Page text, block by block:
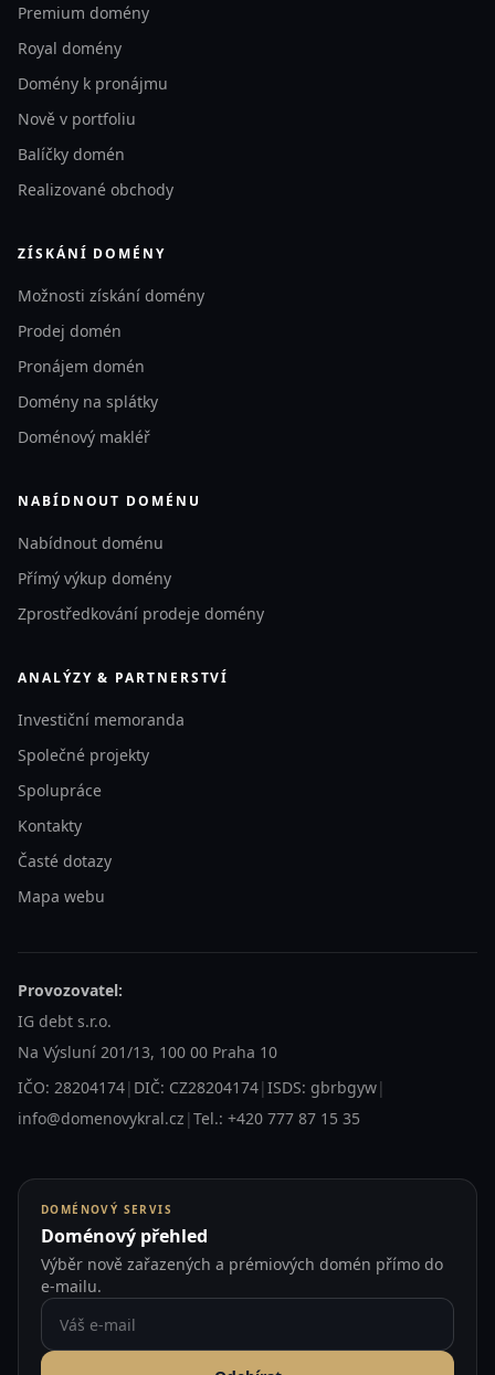
Premium domény
Royal domény
Domény k pronájmu
Nově v portfoliu
Balíčky domén
Realizované obchody
ZÍSKÁNÍ DOMÉNY
Možnosti získání domény
Prodej domén
Pronájem domén
Domény na splátky
Doménový makléř
NABÍDNOUT DOMÉNU
Nabídnout doménu
Přímý výkup domény
Zprostředkování prodeje domény
ANALÝZY & PARTNERSTVÍ
Investiční memoranda
Společné projekty
Spolupráce
Kontakty
Časté dotazy
Mapa webu
Provozovatel:
IG debt s.r.o.
Na Výsluní 201/13, 100 00 Praha 10
IČO: 28204174| DIČ: CZ28204174| ISDS: gbrbgyw|
info@domenovykral.cz | Tel.: +420 777 87 15 35
DOMÉNOVÝ SERVIS
Doménový přehled
Výběr nově zařazených a prémiových domén přímo do
e-mailu.